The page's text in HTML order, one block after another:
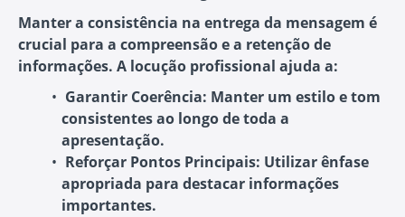
Manter a consistência na entrega da mensagem é
crucial para a compreensão e a retenção de
informações. A locução profissional ajuda a:
Garantir Coerência: Manter um estilo e tom
consistentes ao longo de toda a
apresentação.
Reforçar Pontos Principais: Utilizar ênfase
apropriada para destacar informações
importantes.